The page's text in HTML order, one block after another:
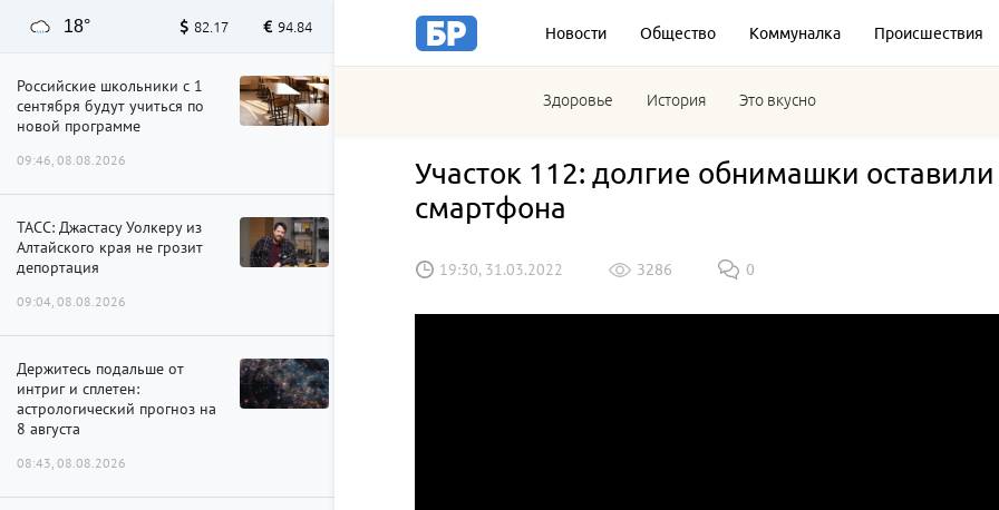
Новости Общество Коммуналка Происшествия
Здоровье История Это вкусно
18° 82.17 94.84
Российские школьники с 1
сентября будут учиться по
новой программе
09:46, 08.08.2026
ТАСС: Джастасу Уолкеру из
Алтайского края не грозит
депортация
09:04, 08.08.2026
Держитесь подальше от
интриг и сплетен:
астрологический прогноз на
8 августа
08:43, 08.08.2026
Участок 112: долгие обнимашки
смартфона
19:30, 31.03.2022 3286 0